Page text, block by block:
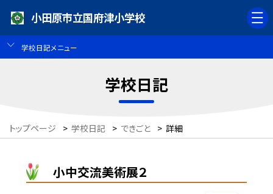
小田原市立国府津小学校
学校日記メニュー
学校日記
トップページ > 学校日記 > できごと > 詳細
小中交流美術展２